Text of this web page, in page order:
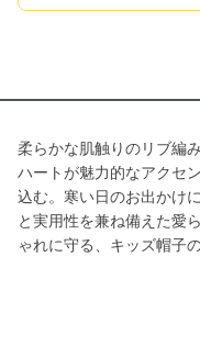
柔らかな肌触りのリブ編
ハートが魅力的なアクセ
込む。寒い日のお出かけ
と実用性を兼ね備えた愛
ゃれに守る、キッズ帽子